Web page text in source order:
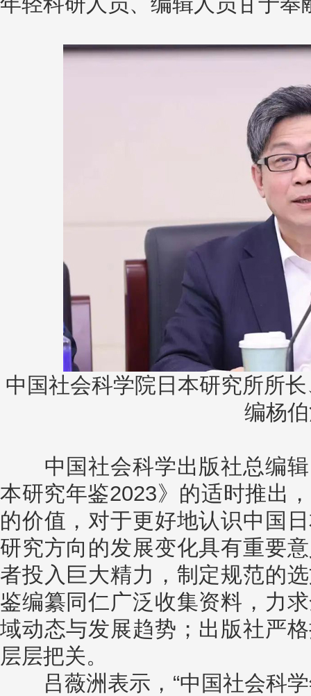
中国社会科学院日本研究所所
编杨
中国社会科学出版社总编辑
本研究年鉴2023》的适时推出
的价值，对于更好地认识中国
研究方向的发展变化具有重要
者投入巨大精力，制定规范的
鉴编纂同仁广泛收集资料，力
域动态与发展趋势；出版社严
层层把关。
吕薇洲表示，“中国社会科学